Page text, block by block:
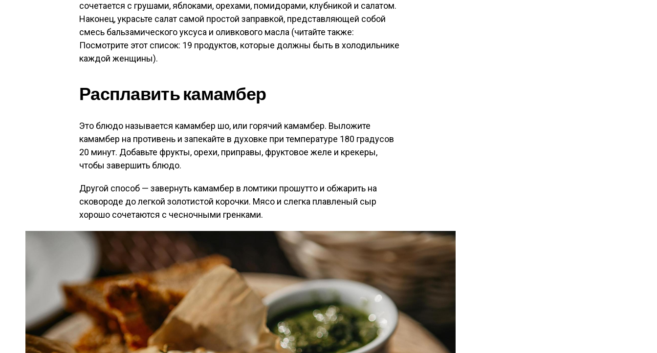
сочетается с грушами, яблоками, орехами, помидорами, клубникой и салатом.
Наконец, украсьте салат самой простой заправкой, представляющей собой
смесь бальзамического уксуса и оливкового масла (читайте также:
Посмотрите этот список: 19 продуктов, которые должны быть в холодильнике
каждой женщины).
Расплавить камамбер
Это блюдо называется камамбер шо, или горячий камамбер. Выложите
камамбер на противень и запекайте в духовке при температуре 180 градусов
20 минут. Добавьте фрукты, орехи, приправы, фруктовое желе и крекеры,
чтобы завершить блюдо.
Другой способ — завернуть камамбер в ломтики прошутто и обжарить на
сковороде до легкой золотистой корочки. Мясо и слегка плавленый сыр
хорошо сочетаются с чесночными гренками.